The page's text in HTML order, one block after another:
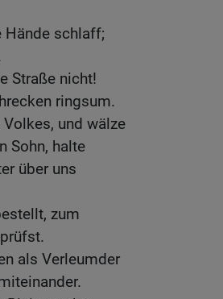
Hände schlaff;
Straße nicht!
ringsum.
und wälze
Sohn, halte
über uns
zum
als Verleumder